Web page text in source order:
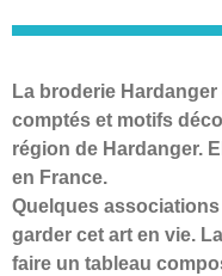
La broderie
comptés et motifs
région de Hardanger.
en France.
Quelques
garder cet art en vie.
faire un tableau